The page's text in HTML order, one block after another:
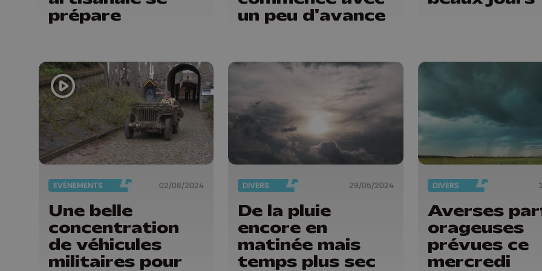
prépare
un peu d'avance
EVÈNEMENTS 02/08/2024
Une belle
concentration
de véhicules
militaires pour
DIVERS 29/05/2024
De la pluie
encore en
matinée mais
temps plus sec
DIVERS
Averses
orageuses
prévues ce
mercredi